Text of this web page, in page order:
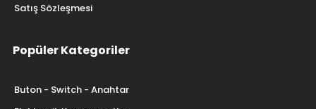
Satış Sözleşmesi
Popüler Kategoriler
Buton - Switch - Anahtar